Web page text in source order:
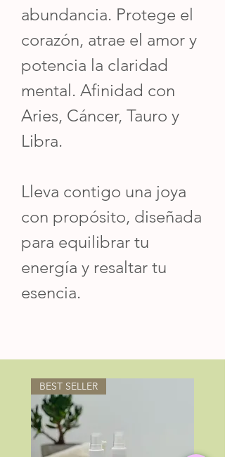
abundancia. Protege el
corazón, atrae el amor y
potencia la claridad
mental. Afinidad con
Aries, Cáncer, Tauro y
Libra.
Lleva contigo una joya
con propósito, diseñada
para equilibrar tu
energía y resaltar tu
esencia.
BEST SELLER